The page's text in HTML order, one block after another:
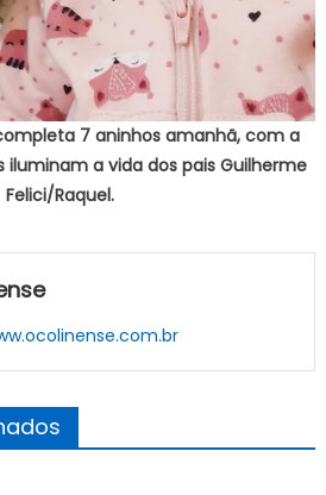
7 aninhos amanhã, com a
iluminam a vida dos pais Guilherme
Felici/Raquel.